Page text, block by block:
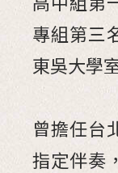
專組第三
東吳大學
曾擔任台
指定伴奏